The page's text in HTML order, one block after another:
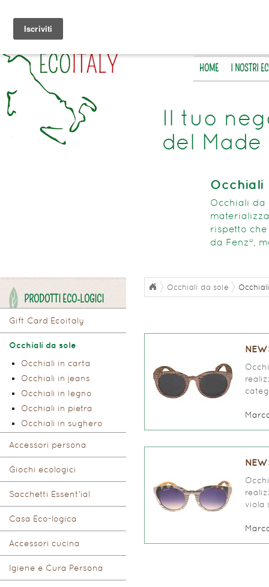
HOME I NOSTRI
Il tuo
del
Occhiali
Occhiali da
rispetto
da Fenz®,
PRODOTTI ECO-LOGICI
Gift Card Ecoitaly
Occhiali da sole
Occhiali in carta
Occhiali in jeans
Occhiali in legno
Occhiali in pietra
Occhiali in sughero
Accessori persona
Giochi ecologici
Sacchetti Essent'ial
Casa Eco-logica
Accessori cucina
Igiene e Cura Persona
Occhiali da sole
viola